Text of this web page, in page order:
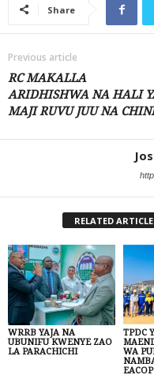
Share
Previous article
RC MAKALLA
ARIDHISHWA NA HALI
MAJI RUVU JUU NA
RELATED
WRRB YAJA NA
UBUNIFU KWENYE ZAO
LA PARACHICHI
TPDC
WA
EACOP